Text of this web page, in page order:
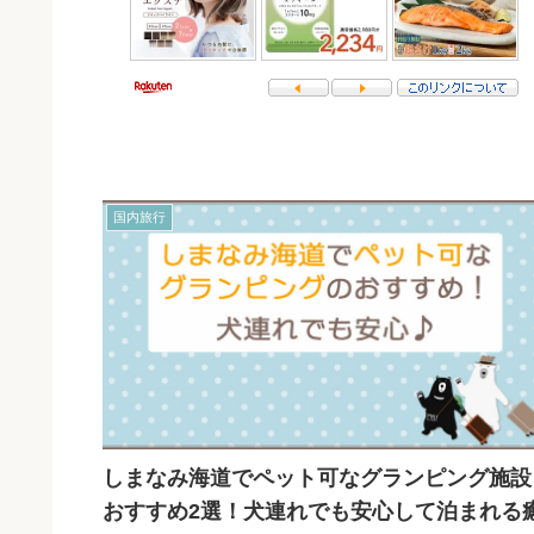
国内旅行
しまなみ海道でペット可なグランピング施設
おすすめ2選！犬連れでも安心して泊まれる